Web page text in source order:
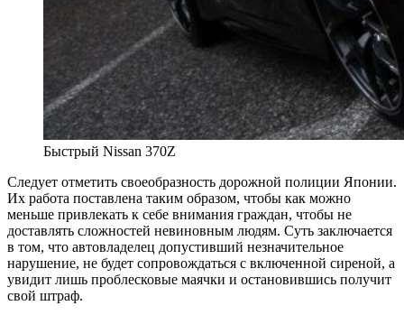
Быстрый Nissan 370Z
Следует отметить своеобразность дорожной полиции Японии.
Их работа поставлена таким образом, чтобы как можно
меньше привлекать к себе внимания граждан, чтобы не
доставлять сложностей невиновным людям. Суть заключается
в том, что автовладелец допустивший незначительное
нарушение, не будет сопровождаться с включенной сиреной, а
увидит лишь проблесковые маячки и остановившись получит
свой штраф.